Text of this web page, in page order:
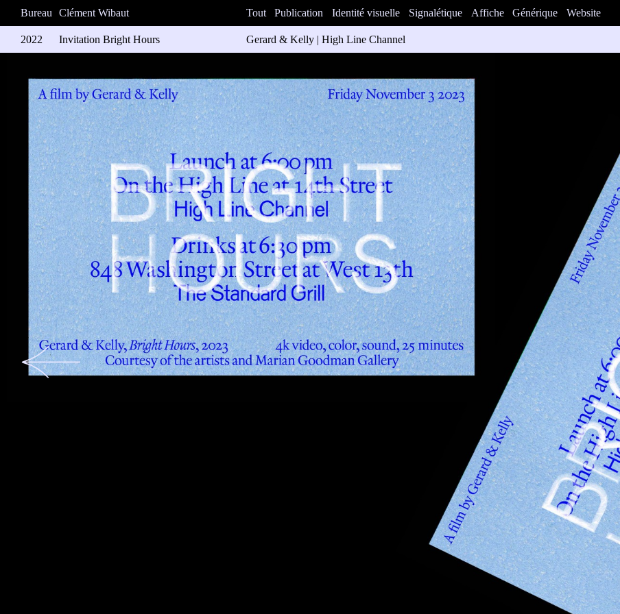
Bureau Clément Wibaut Tout Publication Identité visuelle Signalétique Affiche Générique Website
2022 Invitation Bright Hours Gerard & Kelly | High Line Channel
Line Channel“ de la ville de New York.